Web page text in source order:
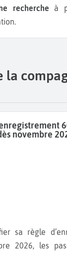
recherche à
la
novembre
2026, les